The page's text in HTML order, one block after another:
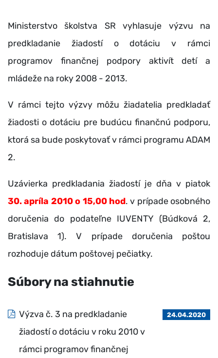
Ministerstvo školstva SR vyhlasuje výzvu na
predkladanie žiadostí o dotáciu v rámci
programov finančnej podpory aktivít detí a
mládeže na roky 2008 - 2013.
V rámci tejto výzvy môžu žiadatelia predkladať
žiadosti o dotáciu pre budúcu finančnú podporu,
ktorá sa bude poskytovať v rámci programu ADAM
2.
Uzávierka predkladania žiadostí je dňa v piatok
30. apríla 2010 o 15,00 hod. v prípade osobného
doručenia do podateľne IUVENTY (Búdková 2,
Bratislava 1). V prípade doručenia poštou
rozhoduje dátum poštovej pečiatky.
Súbory na stiahnutie
Výzva č. 3 na predkladanie
žiadostí o dotáciu v roku 2010 v
rámci programov finančnej
24.04.2020